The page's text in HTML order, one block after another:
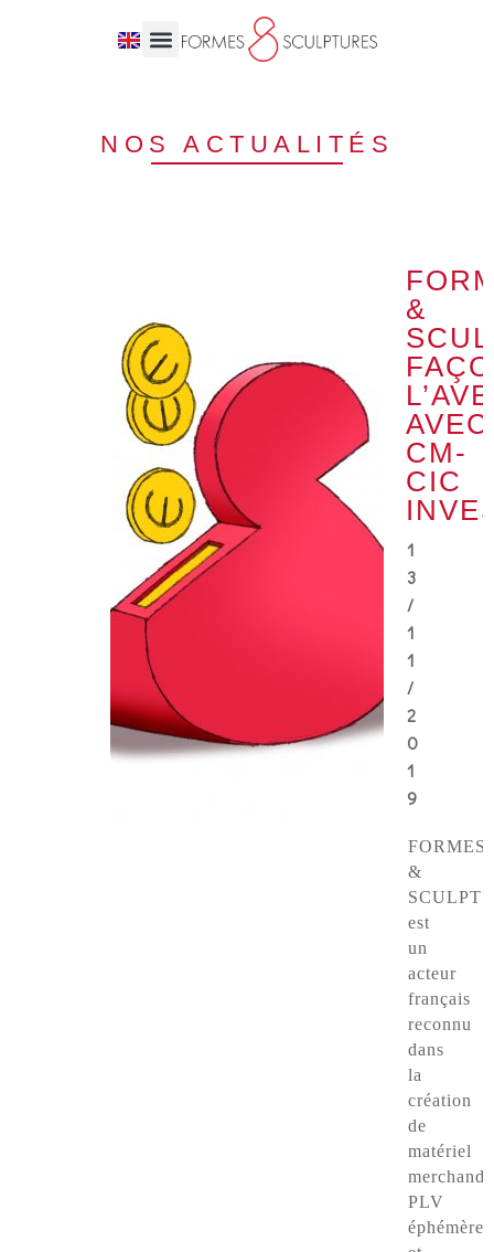
NOS ACTUALITÉS
&
AVEC
CM-
CIC
1
3
/
1
1
/
2
0
1
9
FORMES
&
est
un
acteur
français
reconnu
dans
la
création
de
matériel
PLV
éphémère